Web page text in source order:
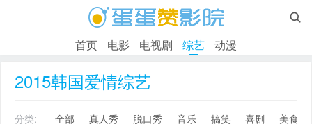

首页 电影 电视剧 综艺 动漫
2015韩国爱情综艺
分类: 全部 真人秀 脱口秀 音乐 搞笑 喜剧
美食